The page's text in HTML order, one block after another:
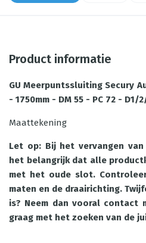
Product informatie
GU Meerpuntssluiting Secury
- 1750mm - DM 55 - PC 72 - D1/
Maattekening
Let op: Bij het vervangen
het belangrijk dat alle
met het oude slot.
maten en de draairichting.
is? Neem dan vooral contact
graag met het zoeken van de